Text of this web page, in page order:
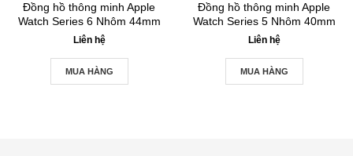
Đồng hồ thông minh Apple
Watch Series 6 Nhôm 44mm
GPS Silver New Seal
Liên hệ
MUA HÀNG
Đồng hồ thông minh Apple
Watch Series 5 Nhôm 40mm
GPS+LTE Gold New Seal
Liên hệ
MUA HÀNG